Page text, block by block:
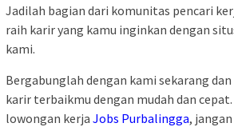
Jadilah bagian dari komunitas pencari
raih karir yang kamu inginkan dengan
kami.
Bergabunglah dengan kami sekarang
karir terbaikmu dengan mudah dan
lowongan kerja Jobs Purbalingga,